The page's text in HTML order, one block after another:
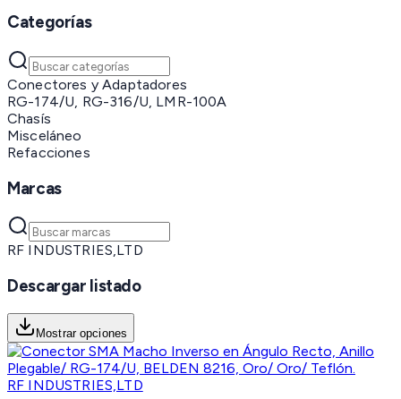
Categorías
Conectores y Adaptadores
RG-174/U, RG-316/U, LMR-100A
Chasís
Misceláneo
Refacciones
Marcas
RF INDUSTRIES,LTD
Descargar listado
Mostrar opciones
RF INDUSTRIES,LTD